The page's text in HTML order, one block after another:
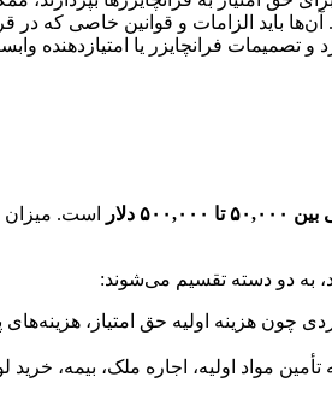
باید الزامات و قوانین خاصی که
فرانچایزر یا امتیازدهنده
۵۰۰,۰۰۰ دلار است. میزان
به دو دسته تقسیم می‌شوند:
چون هزینه اولیه حق امتیاز،
تأمین مواد اولیه، اجاره ملک، بیمه،